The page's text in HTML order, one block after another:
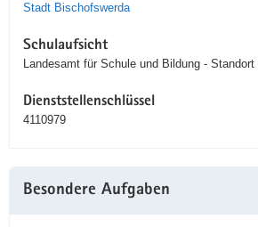
Stadt Bischofswerda
Schulaufsicht
Landesamt für Schule und Bildung -
Dienststellenschlüssel
4110979
Besondere Aufgaben